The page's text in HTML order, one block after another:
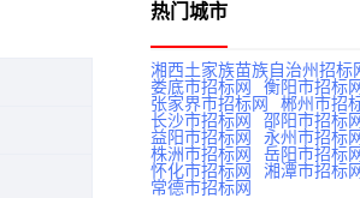
热门城市
湘西土家族苗族自治州招标
娄底市招标网
衡阳市招标网
张家界市招标网
郴州市招
长沙市招标网
邵阳市招标网
益阳市招标网
永州市招标网
株洲市招标网
岳阳市招标网
怀化市招标网
湘潭市招标网
常德市招标网